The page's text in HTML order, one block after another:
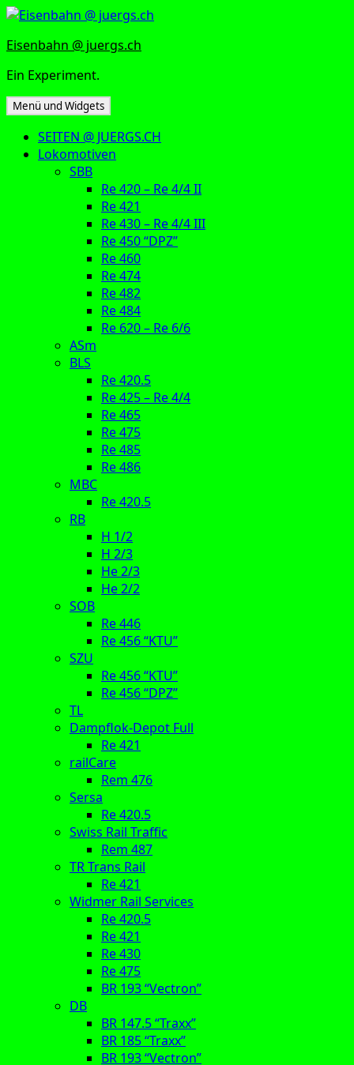
Zum
springen
Eisenbahn @ juergs.ch
Ein Experiment.
Menü und Widgets
SEITEN @ JUERGS.CH
Lokomotiven
SBB
Re 420 – Re 4/4 II
Re 421
Re 430 – Re 4/4 III
Re 450 “DPZ”
Re 460
Re 474
Re 482
Re 484
Re 620 – Re 6/6
ASm
BLS
Re 420.5
Re 425 – Re 4/4
Re 465
Re 475
Re 485
Re 486
MBC
Re 420.5
RB
H 1/2
H 2/3
He 2/3
He 2/2
SOB
Re 446
Re 456 “KTU”
SZU
Re 456 “KTU”
Re 456 “DPZ”
TL
Dampflok-Depot Full
Re 421
railCare
Rem 476
Sersa
Re 420.5
Swiss Rail Traffic
Rem 487
TR Trans Rail
Re 421
Widmer Rail Services
Re 420.5
Re 421
Re 430
Re 475
BR 193 “Vectron”
DB
BR 147.5 “Traxx”
BR 185 “Traxx”
BR 193 “Vectron”